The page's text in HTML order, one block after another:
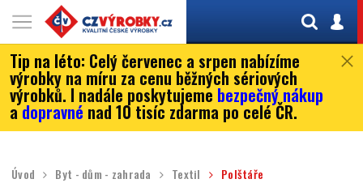
Tip na léto: Celý červenec a srpen nabízíme
výrobky na míru za cenu běžných sériových
výrobků. I nadále poskytujeme bezpečný nákup
adopravné nad 10 tisíc zdarma po celé ČR.
Úvod Byt - dům - zahrada Textil Polštáře